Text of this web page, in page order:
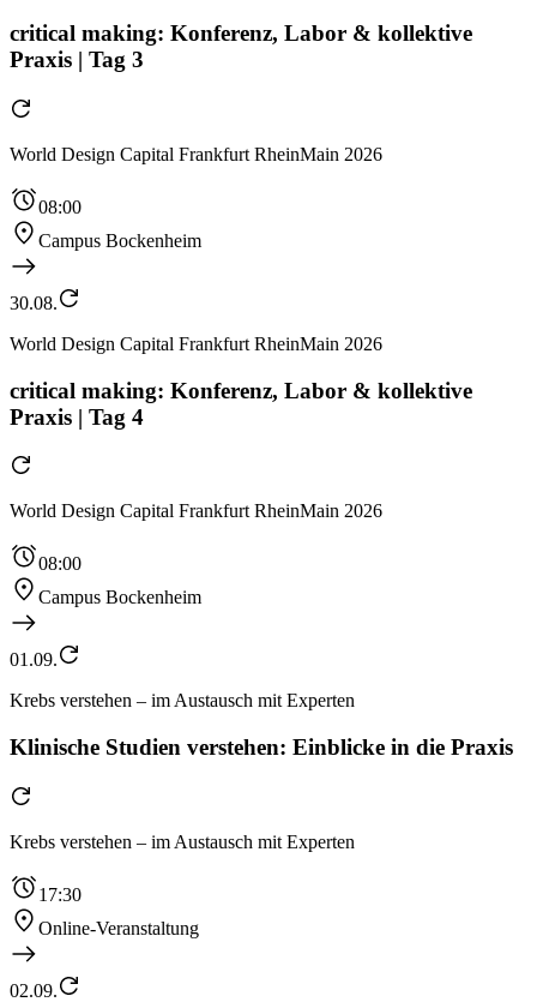
critical making: Konferenz, Labor & kollektive
Praxis | Tag 3
World Design Capital Frankfurt RheinMain 2026
08:00
Campus Bockenheim
30.08.
World Design Capital Frankfurt RheinMain 2026
critical making: Konferenz, Labor & kollektive
Praxis | Tag 4
World Design Capital Frankfurt RheinMain 2026
08:00
Campus Bockenheim
01.09.
Krebs verstehen – im Austausch mit Experten
Klinische Studien verstehen: Einblicke in die Praxis
Krebs verstehen – im Austausch mit Experten
17:30
Online-Veranstaltung
02.09.